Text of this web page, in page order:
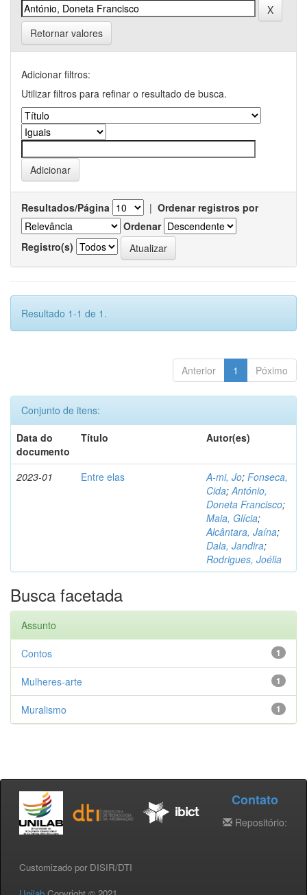
Retornar valores
Adicionar filtros:
Utilizar filtros para refinar o resultado de busca.
Resultados/Página | Ordenar registros por
Ordenar
Registro(s)
Resultado 1-1 de 1.
Anterior 1 Póximo
Conjunto de itens:
Data do
documento
Título Autor(es)
2023-01 Entre elas A-mi, Jo; Fonseca,
Cida;António,
Doneta Francisco;
Maia, Glícia;
Alcântara, Jaína;
Dala, Jandira;
Rodrigues, Joélia
Busca facetada
Assunto
1
Contos
1
Mulheres-arte
1
Muralismo
Customizado por DISIR/DTI
Contato
Repositório: